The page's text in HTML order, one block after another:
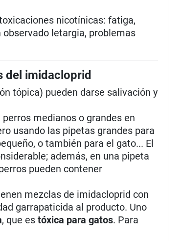
nicotínicas: fatiga,
letargia, problemas
del imidacloprid
tópica) pueden darse salivación y
medianos o grandes en
usando las pipetas grandes para
o también para el gato... El
además, en una pipeta
pueden contener
mezclas de imidacloprid con
garrapaticida al producto. Uno
, que estóxica para gatos. Para